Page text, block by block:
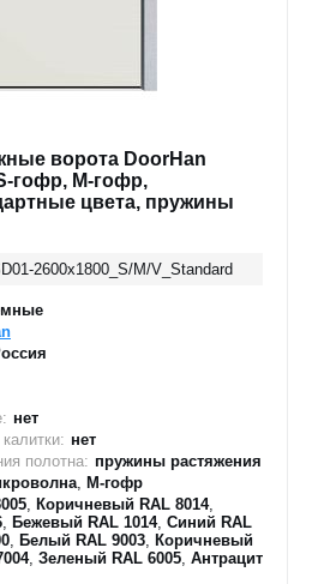
ворота DoorHan
гофр, M-гофр,
цвета, пружины
2600х1800_S/M/V_Standard
нет
нет
полотна: пружины растяжения
, M-гофр
, Коричневый RAL 8014,
, Бежевый RAL 1014, Синий RAL
, Белый RAL 9003, Коричневый
, Зеленый RAL 6005, Антрацит